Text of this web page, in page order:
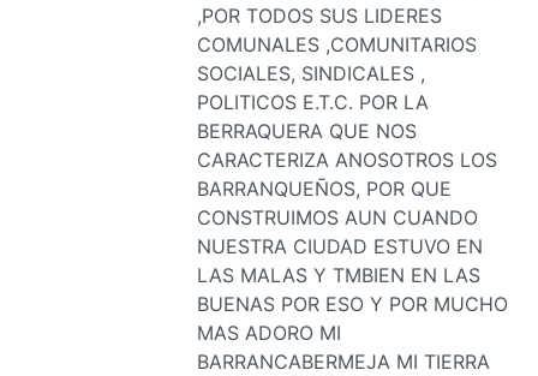
,POR TODOS SUS LIDERES
COMUNALES ,COMUNITARIOS
SOCIALES, SINDICALES ,
POLITICOS E.T.C. POR LA
BERRAQUERA QUE NOS
CARACTERIZA ANOSOTROS LOS
BARRANQUEÑOS, POR QUE
CONSTRUIMOS AUN CUANDO
NUESTRA CIUDAD ESTUVO EN
LAS MALAS Y TMBIEN EN LAS
BUENAS POR ESO Y POR MUCHO
MAS ADORO MI
BARRANCABERMEJA MI TIERRA